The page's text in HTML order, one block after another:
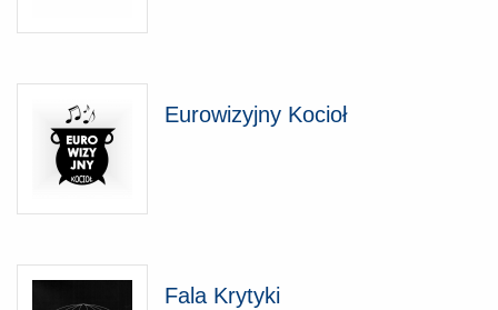
Eurowizyjny Kocioł
Fala Krytyki